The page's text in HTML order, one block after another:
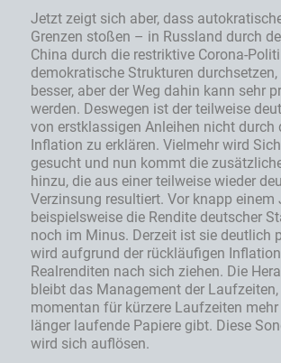
Jetzt zeigt sich aber, dass
Grenzen stoßen – in Russland durch
China durch die restriktive Corona-
demokratische Strukturen
besser, aber der Weg dahin kann sehr
werden. Deswegen ist der teilweise
von erstklassigen Anleihen nicht durch
Inflation zu erklären. Vielmehr wird
gesucht und nun kommt die
hinzu, die aus einer teilweise wieder
Verzinsung resultiert. Vor knapp einem
beispielsweise die Rendite deutscher
noch im Minus. Derzeit ist sie deutlich
wird aufgrund der rückläufigen
Realrenditen nach sich ziehen. Die
bleibt das Management der
momentan für kürzere Laufzeiten
länger laufende Papiere gibt. Diese
wird sich auflösen.